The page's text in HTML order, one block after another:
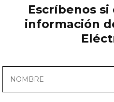
Escríbenos
información